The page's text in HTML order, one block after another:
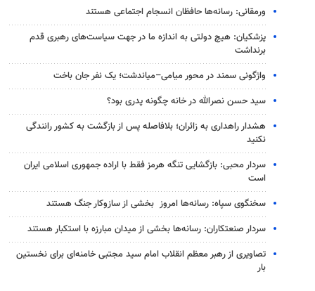
ورمقانی: رسانه‌ها حافظان انسجام اجتماعی هستند
پزشکیان: هیچ دولتی به اندازه ما در جهت سیاست‌های رهبری قدم
برنداشت
واژگونی سمند در محور میامی–میاندشت؛ یک نفر جان باخت
سید حسن نصرالله در خانه چگونه پدری بود؟
هشدار راهداری به زائران؛ بلافاصله پس از بازگشت به کشور رانندگی
نکنید
سردار محبی: بازگشایی تنگه‌ هرمز فقط با اراده جمهوری اسلامی ایران
است
سخنگوی سپاه: رسانه‌ها امروز بخشی از سازوکار جنگ هستند
سردار صنعتکاران: رسانه‌ها بخشی از میدان مبارزه با استکبار هستند
تصاویری از رهبر معظم انقلاب امام سید مجتبی خامنه‌ای برای نخستین
بار